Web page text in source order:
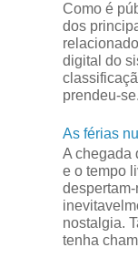
Como é
dos
digital do
prendeu-
As férias
A chegada
e o tempo
nostalgia.
tenha